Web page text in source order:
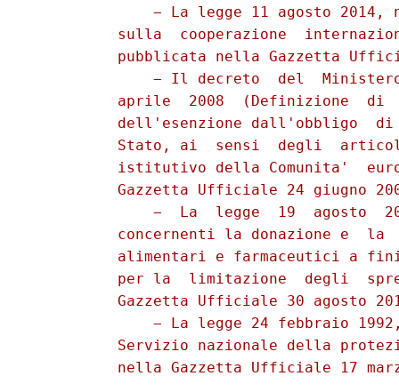
− La legge 11 agosto 2014,
sulla  cooperazione
pubblicata nella Gazzetta
− Il decreto  del
aprile  2008  (Definizione  di
dell'esenzione dall'obbligo
Stato, ai  sensi  degli
istitutivo della Comunita'
Gazzetta Ufficiale 24 giugno
−  La  legge  19  agosto
concernenti la donazione e  la
alimentari e farmaceutici a
per la  limitazione  degli
Gazzetta Ufficiale 30 agosto
− La legge 24 febbraio
Servizio nazionale della